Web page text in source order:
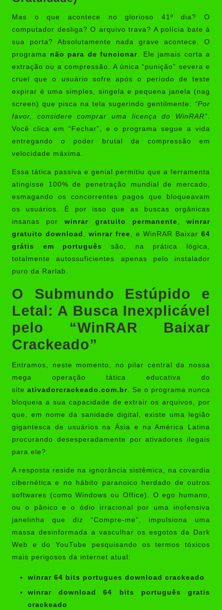
Mas o que acontece no glorioso 41º dia? O
computador desliga? O arquivo trava? A polícia bate à
sua porta? Absolutamente nada grave acontece. O
programa não para de funcionar . Ele jamais corta a
extração ou a compressão. A única “punição” severa e
cruel que o usuário sofre após o período de teste
expirar é uma simples, singela e pequena janela (nag
screen) que pisca na tela sugerindo gentilmente: “Por
favor, considere comprar uma licença do WinRAR”
Você clica em “Fechar”, e o programa segue a vida
entregando o poder brutal da compressão em
velocidade máxima.
Essa tática passiva e genial permitiu que a ferramenta
atingisse 100% de penetração mundial de mercado,
esmagando os concorrentes pagos que bloqueavam
os usuários. É por isso que as buscas orgânicas
insanas porwinrar gratuito permanente ,winrar
gratuito download
winrar free , e WinRAR Baixar 64
grátis em português
são, na prática lógica,
totalmente autossuficientes apenas pelo instalador
puro da Rarlab.
O Submundo Estúpido e
Letal: A Busca Inexplicável
pelo “WinRAR Baixar
Crackeado”
Entramos, neste momento, no pilar central da nossa
mega operação tática educativa do
site ativadorcrackeado.com.br . Se o programa nunca
bloqueia a sua capacidade de extrair os arquivos, por
que, em nome da sanidade digital, existe uma legião
gigantesca de usuários na Ásia e na América Latina
procurando desesperadamente por ativadores ilegais
para ele?
A resposta reside na ignorância sistêmica, na covardia
cibernética e no hábito paranoico herdado de outros
softwares (como Windows ou Office). O ego humano,
ou o pânico e o ódio irracional por uma inofensiva
janelinha que diz “Compre-me”, impulsiona uma
massa desinformada a vasculhar os esgotos da Dark
Web e do YouTube pesquisando os termos tóxicos
mais perigosos da internet atual:
winrar 64 bits portugues download crackeado
winrar download 64 bits português gratis
crackeado